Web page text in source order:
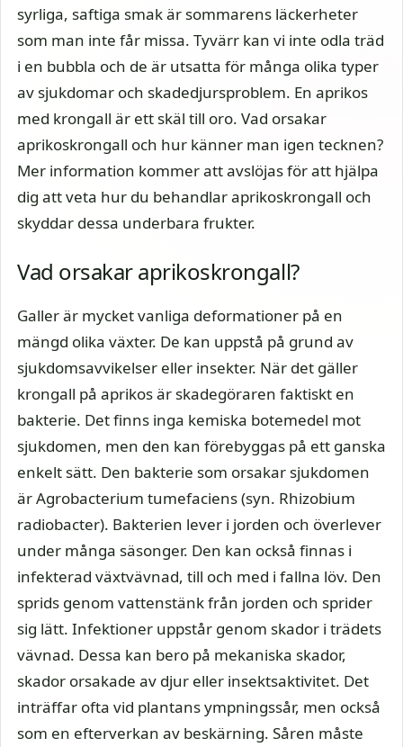
syrliga, saftiga smak är sommarens läckerheter
som man inte får missa. Tyvärr kan vi inte odla träd
i en bubbla och de är utsatta för många olika typer
av sjukdomar och skadedjursproblem. En aprikos
med krongall är ett skäl till oro. Vad orsakar
aprikoskrongall och hur känner man igen tecknen?
Mer information kommer att avslöjas för att hjälpa
dig att veta hur du behandlar aprikoskrongall och
skyddar dessa underbara frukter.
Vad orsakar aprikoskrongall?
Galler är mycket vanliga deformationer på en
mängd olika växter. De kan uppstå på grund av
sjukdomsavvikelser eller insekter. När det gäller
krongall på aprikos är skadegöraren faktiskt en
bakterie. Det finns inga kemiska botemedel mot
sjukdomen, men den kan förebyggas på ett ganska
enkelt sätt. Den bakterie som orsakar sjukdomen
är Agrobacterium tumefaciens (syn. Rhizobium
radiobacter). Bakterien lever i jorden och överlever
under många säsonger. Den kan också finnas i
infekterad växtvävnad, till och med i fallna löv. Den
sprids genom vattenstänk från jorden och sprider
sig lätt. Infektioner uppstår genom skador i trädets
vävnad. Dessa kan bero på mekaniska skador,
skador orsakade av djur eller insektsaktivitet. Det
inträffar ofta vid plantans ympningssår, men också
som en efterverkan av beskärning. Såren måste